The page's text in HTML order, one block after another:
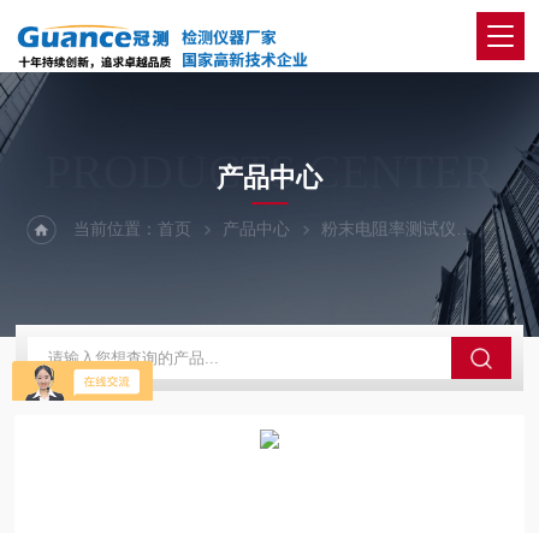
PRODUCTS CENTER
产品中心
当前位置：首页 产品中心 粉末电阻率测试仪